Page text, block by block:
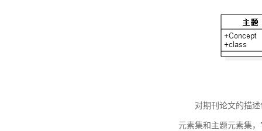
对期刊论文的描
元素集和主题元素集